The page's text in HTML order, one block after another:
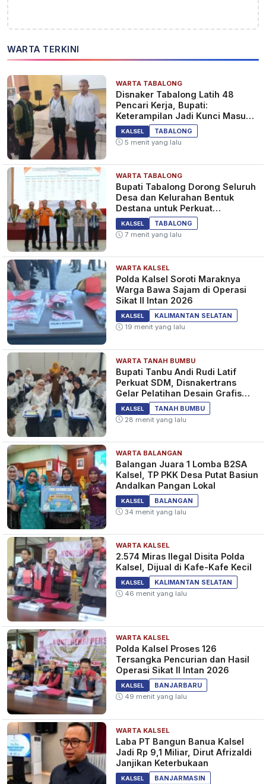
WARTA TERKINI
WARTA TABALONG
Disnaker Tabalong Latih 48
Pencari Kerja, Bupati:
Keterampilan Jadi Kunci Masuk
Dunia Kerja
KALSEL
TABALONG
5 menit yang lalu
WARTA TABALONG
Bupati Tabalong Dorong Seluruh
Desa dan Kelurahan Bentuk
Destana untuk Perkuat
Kesiapsiagaan Bencana
KALSEL
TABALONG
7 menit yang lalu
WARTA KALSEL
Polda Kalsel Soroti Maraknya
Warga Bawa Sajam di Operasi
Sikat II Intan 2026
KALSEL
KALIMANTAN SELATAN
19 menit yang lalu
WARTA TANAH BUMBU
Bupati Tanbu Andi Rudi Latif
Perkuat SDM, Disnakertrans
Gelar Pelatihan Desain Grafis
dan Barbershop
KALSEL
TANAH BUMBU
28 menit yang lalu
WARTA BALANGAN
Balangan Juara 1 Lomba B2SA
Kalsel, TP PKK Desa Putat Basiun
Andalkan Pangan Lokal
KALSEL
BALANGAN
34 menit yang lalu
WARTA KALSEL
2.574 Miras Ilegal Disita Polda
Kalsel, Dijual di Kafe-Kafe Kecil
KALSEL
KALIMANTAN SELATAN
46 menit yang lalu
WARTA KALSEL
Polda Kalsel Proses 126
Tersangka Pencurian dan Hasil
Operasi Sikat II Intan 2026
KALSEL
BANJARBARU
49 menit yang lalu
WARTA KALSEL
Laba PT Bangun Banua Kalsel
Jadi Rp 9,1 Miliar, Dirut Afrizaldi
Janjikan Keterbukaan
KALSEL
BANJARMASIN